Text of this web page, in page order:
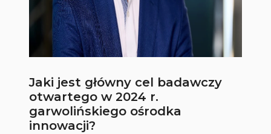
Jaki jest główny cel badawczy
otwartego w 2024 r.
garwolińskiego ośrodka
innowacji?